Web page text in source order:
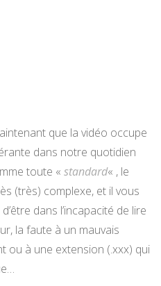
que la vidéo occupe
dans notre quotidien
toute « standard« , le
(très) complexe, et il vous
dans l’incapacité de lire
la faute à un mauvais
ou à une extension (.xxx) qui